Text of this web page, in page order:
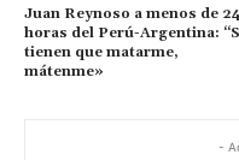
Juan Reynoso a menos de
horas del Perú-Argentina:
tienen que matarme,
mátenme»
-